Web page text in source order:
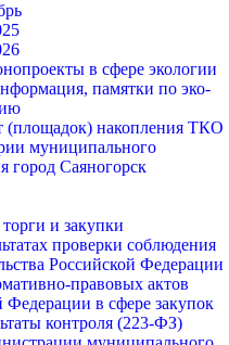
в сфере экологии
памятки по эко-
(площадок) накопления ТКО
муниципального
город Саяногорск
и закупки
проверки соблюдения
Российской Федерации
правовых актов
Федерации в сфере закупок
контроля (223-ФЗ)